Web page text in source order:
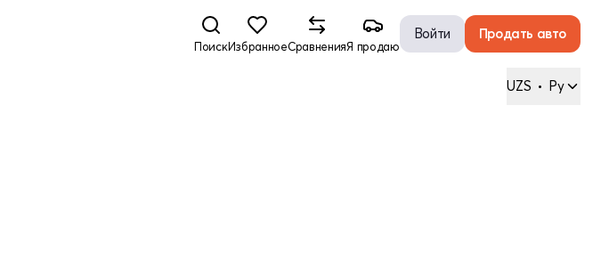
ПоискИзбранноеСравненияЯ продаю
Войти Продать авто
UZS • Ру